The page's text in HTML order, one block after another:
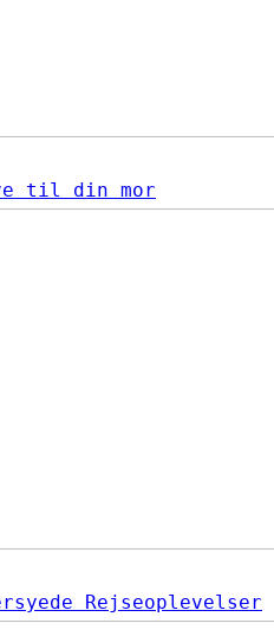
til din mor
Rejseoplevelser